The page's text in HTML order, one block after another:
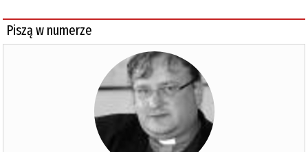
Piszą w numerze